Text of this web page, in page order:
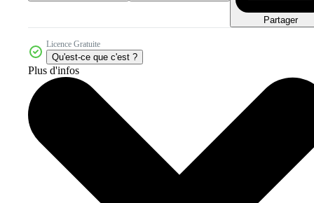
Partager
Licence Gratuite
Qu'est-ce que c'est ?
Plus d'infos